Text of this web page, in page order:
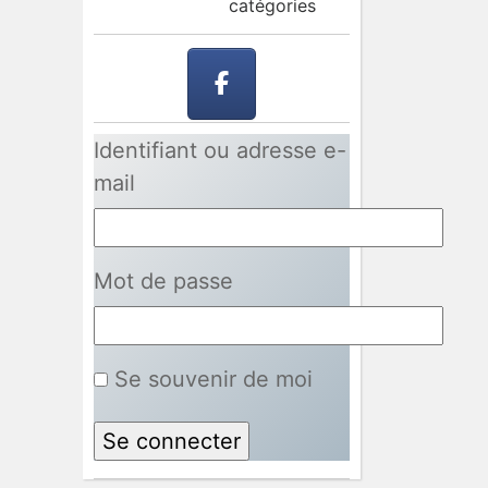
catégories
Identifiant ou adresse e-
mail
Mot de passe
Se souvenir de moi